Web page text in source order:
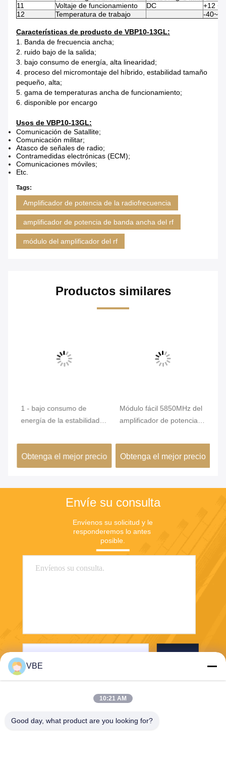
11
Voltaje de funcionamiento DC
+12
12
Temperatura de trabajo -
Características de producto de VBP10-13GL:
1. Banda de frecuencia ancha;
2. ruido bajo de la salida;
3. bajo consumo de energía, alta linearidad;
4. proceso del micromontaje del híbrido, estabilidad tamaño
pequeño, alta;
5. gama de temperaturas ancha de funcionamiento;
6. disponible por encargo
Usos de VBP10-13GL:
Comunicación de Satallite;
Comunicación militar;
Atasco de señales de radio;
Contramedidas electrónicas (ECM);
Comunicaciones móviles;
Etc.
Tags:
Amplificador de potencia de la radiofrecuencia
amplificador de potencia de banda ancha del rf
módulo del amplificador del rf
Productos similares
1 - bajo consumo de
energía de la estabilidad
amplificador de potencia
de 2GHz RF alto
Obtenga el mejor precio
Módulo fácil 5850MHz del
amplificador de potencia
6425MHz hizo salir la
gama de frecuencia
Obtenga el mejor precio
Envíe su consulta
Envíenos su solicitud y le
responderemos lo antes
posible.
VBE
10:21 AM
Good day, what product are you looking for?